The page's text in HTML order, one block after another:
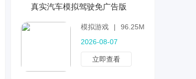
真实汽车模拟驾驶免广告版
模拟游戏 |
96.25MB
2026-08-07
立即查看